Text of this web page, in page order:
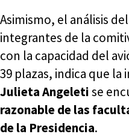
Asimismo, el análisis
integrantes de la
con la capacidad del
39 plazas, indica que la
Julieta Angeletise
razonable de las
de la Presidencia.